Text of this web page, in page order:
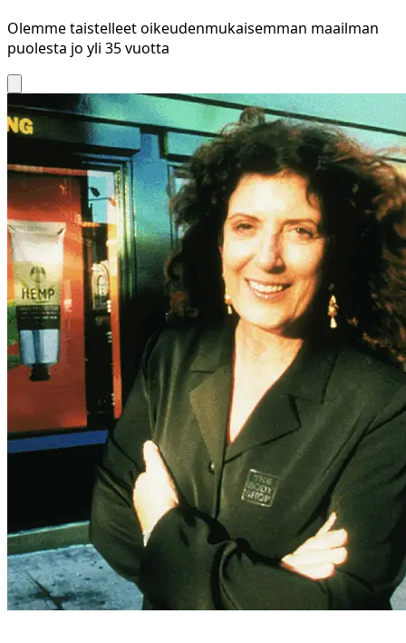
Olemme taistelleet oikeudenmukaisemman maailman
puolesta jo yli 35 vuotta